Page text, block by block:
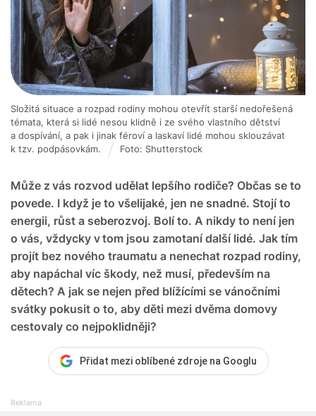
Může z vás rozvod udělat lepšího rodiče? Občas se to
povede. I když je to všelijaké, jen ne snadné. Stojí to
energii, růst a seberozvoj. Bolí to. A nikdy to není jen
o vás, vždycky v tom jsou zamotaní další lidé. Jak tím
projít bez nového traumatu a nenechat rozpad rodiny,
aby napáchal víc škody, než musí, především na
dětech? A jak se nejen před blížícími se vánočními
svátky pokusit o to, aby děti mezi dvěma domovy
cestovaly co nejpoklidněji?
Složitá situace a rozpad rodiny mohou otevřít starší nedořešená
témata, která si lidé nesou klidně i ze svého vlastního dětství
a dospívání, a pak i jinak féroví a laskaví lidé mohou sklouzávat
k tzv. podpásovkám.
Foto: Shutterstock
Přidat mezi oblíbené zdroje na Googlu